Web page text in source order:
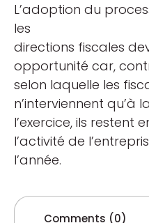
L’adoption du
les
directions fiscales
opportunité car,
selon laquelle les
n’interviennent
l’exercice, ils restent
l’activité de
l’année.
Comments (0)